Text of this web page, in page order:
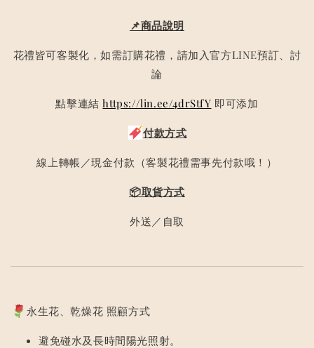
📌商品說明
花禮皆可客製化，如需訂購花禮，請加入官方LINE預訂、討
論
點擊連結https://lin.ee/4drStfY 即可添加
付款方式
線上轉帳／現金付款（客製花禮需事先付款哦！）
📦取貨方式
外送／自取
永生花、乾燥花 照顧方式
避免碰水及長時間陽光照射。